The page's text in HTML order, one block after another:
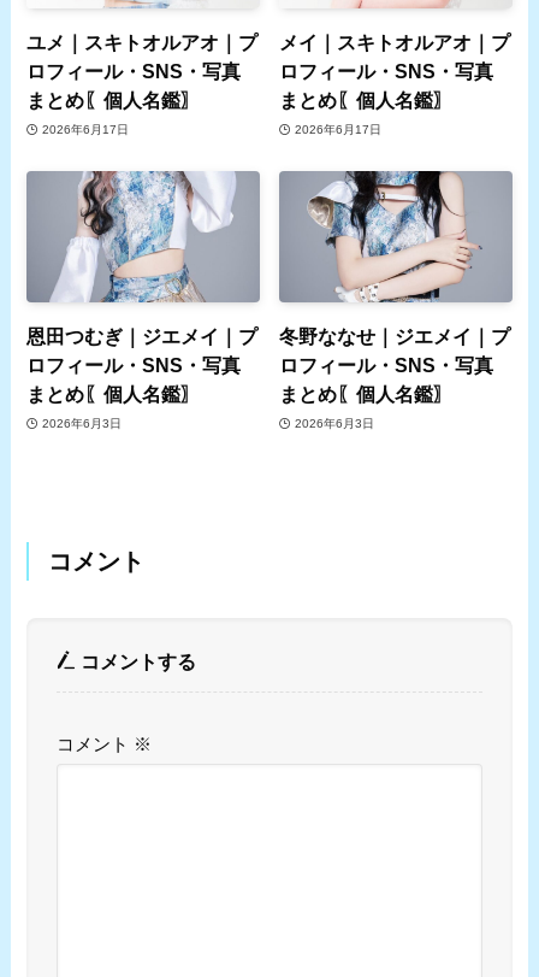
ユメ｜スキトオルアオ｜プ
ロフィール・SNS・写真
まとめ〖個人名鑑〗
2026年6月17日
メイ｜スキトオルアオ｜プ
ロフィール・SNS・写真
まとめ〖個人名鑑〗
2026年6月17日
恩田つむぎ｜ジエメイ｜プ
ロフィール・SNS・写真
まとめ〖個人名鑑〗
2026年6月3日
冬野ななせ｜ジエメイ｜プ
ロフィール・SNS・写真
まとめ〖個人名鑑〗
2026年6月3日
コメント
コメントする
コメント ※